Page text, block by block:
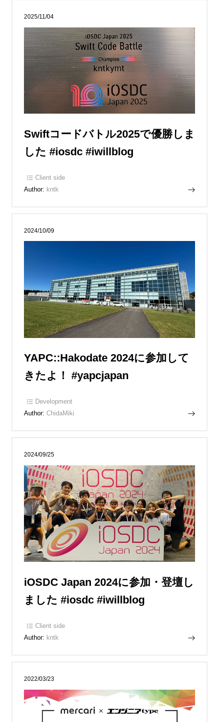
2025/11/04
Swiftコードバトル2025で優勝しま
した #iosdc #iwillblog
Client side
Author: kntk
2024/10/09
YAPC::Hakodate 2024に参加して
きたよ！ #yapcjapan
Development
Author: ChidaMiki
2024/09/25
iOSDC Japan 2024に参加・登壇し
ました #iosdc #iwillblog
Client side
Author: kntk
2022/03/23